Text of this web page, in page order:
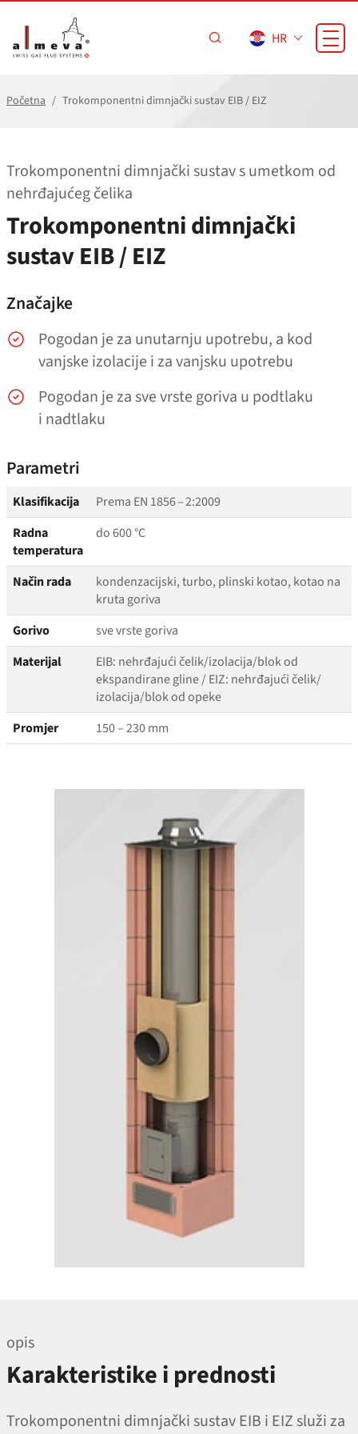
HR
Početna Trokomponentni dimnjački sustav EIB / EIZ
Trokomponentni dimnjački sustav s umetkom od
nehrđajućeg čelika
Trokomponentni dimnjački
sustav EIB / EIZ
Značajke
Pogodan je za unutarnju upotrebu, a kod
vanjske izolacije i za vanjsku upotrebu
Pogodan je za sve vrste goriva u podtlaku
i nadtlaku
Parametri
Klasifikacija
Prema EN 1856 – 2:2009
Radna
temperatura
do 600 °C
Način rada
kondenzacijski, turbo, plinski kotao, kotao na
kruta goriva
Gorivo
sve vrste goriva
Materijal
EIB: nehrđajući čelik/​izolacija/​blok od
ekspandirane gline / EIZ: nehrđajući čelik/​
izolacija/​blok od opeke
Promjer
150 – 230 mm
opis
Karakteristike i prednosti
Trokomponentni dimnjački sustav EIB i EIZ služi za